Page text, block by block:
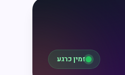
זמין כרגע